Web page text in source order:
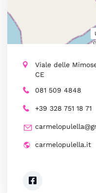
Viale delle
CE
081 509 4848
+39 328 751 18 71
carmelopulella.it